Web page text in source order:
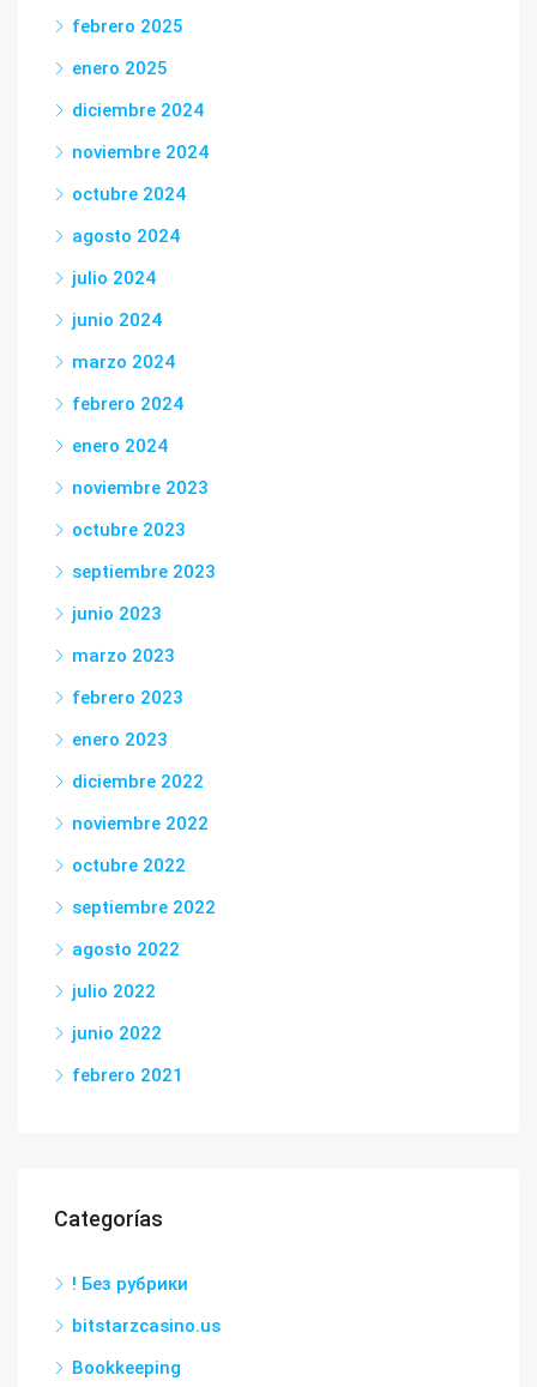
febrero 2025
enero 2025
diciembre 2024
noviembre 2024
octubre 2024
agosto 2024
julio 2024
junio 2024
marzo 2024
febrero 2024
enero 2024
noviembre 2023
octubre 2023
septiembre 2023
junio 2023
marzo 2023
febrero 2023
enero 2023
diciembre 2022
noviembre 2022
octubre 2022
septiembre 2022
agosto 2022
julio 2022
junio 2022
febrero 2021
Categorías
! Без рубрики
bitstarzcasino.us
Bookkeeping